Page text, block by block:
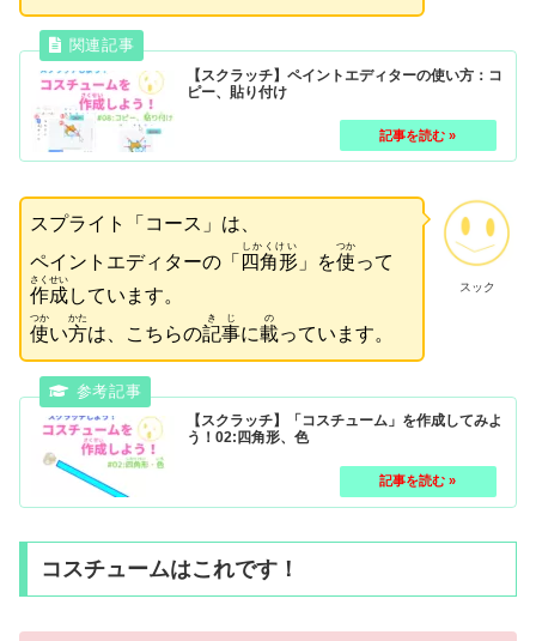
【スクラッチ】ペイントエディターの使い方：コ
ピー、貼り付け
スック
スプライト「 コース 」は、
ペイントエディターの「 四角形
しかくけい
」を使
つか
って
作成
さくせい
しています。
使
つか
い方
かた
は、こちらの記事
きじ
に載
の
っています。
【スクラッチ】「コスチューム」を作成してみよ
う！02:四角形、色
コスチュームはこれです！